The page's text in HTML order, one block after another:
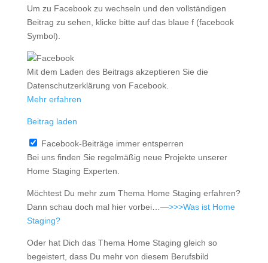
Um zu Facebook zu wechseln und den vollständigen
Beitrag zu sehen, klicke bitte auf das blaue f (facebook
Symbol).
Mit dem Laden des Beitrags akzeptieren Sie die
Datenschutzerklärung von Facebook.
Mehr erfahren
Beitrag laden
Facebook-Beiträge immer entsperren
Bei uns finden Sie regelmäßig neue Projekte unserer
Home Staging Experten.
Möchtest Du mehr zum Thema Home Staging erfahren?
Dann schau doch mal hier vorbei… —>>>Was ist Home
Staging?
Oder hat Dich das Thema Home Staging gleich so
begeistert, dass Du mehr von diesem Berufsbild